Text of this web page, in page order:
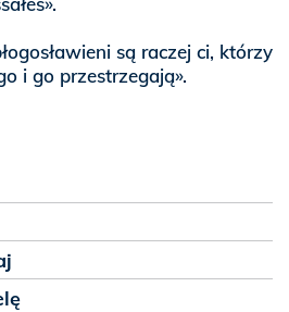
są raczej ci, którzy
i go przestrzegają».